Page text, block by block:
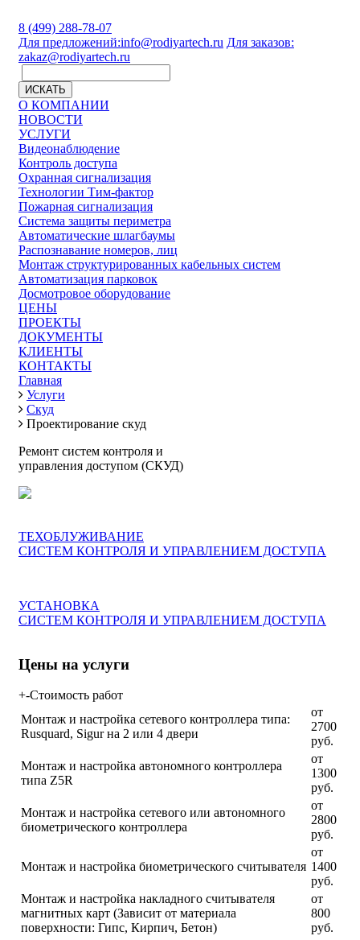
8 (499) 288-78-07
Для предложений:info@rodiyartech.ru Для заказов:
zakaz@rodiyartech.ru
ИСКАТЬ
О КОМПАНИИ
НОВОСТИ
УСЛУГИ
Видеонаблюдение
Контроль доступа
Охранная сигнализация
Технологии Тим-фактор
Пожарная сигнализация
Система защиты периметра
Автоматические шлагбаумы
Распознавание номеров, лиц
Монтаж структурированных кабельных систем
Автоматизация парковок
Досмотровое оборудование
ЦЕНЫ
ПРОЕКТЫ
ДОКУМЕНТЫ
КЛИЕНТЫ
КОНТАКТЫ
Главная
Услуги
Скуд
Проектирование скуд
Ремонт систем контроля и
управления доступом (СКУД)
ТЕХОБЛУЖИВАНИЕ
СИСТЕМ КОНТРОЛЯ И УПРАВЛЕНИЕМ ДОСТУПА
УСТАНОВКА
СИСТЕМ КОНТРОЛЯ И УПРАВЛЕНИЕМ ДОСТУПА
Цены на услуги
+-Стоимость работ
Монтаж и настройка сетевого контроллера типа:
Rusquard, Sigur на 2 или 4 двери
от
2700
руб.
Монтаж и настройка автономного контроллера
типа Z5R
от
1300
руб.
Монтаж и настройка сетевого или автономного
биометрического контроллера
от
2800
руб.
Монтаж и настройка биометрического считывателя
от
1400
руб.
Монтаж и настройка накладного считывателя
магнитных карт (Зависит от материала
поверхности: Гипс, Кирпич, Бетон)
от
800
руб.